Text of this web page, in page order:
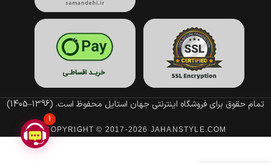
تمام حقوق برای فروشگاه اینترنتی جهان استایل محفوظ است. (1396–1405)
COPYRIGHT © 2017-2026 JAHANSTYLE.COM
1